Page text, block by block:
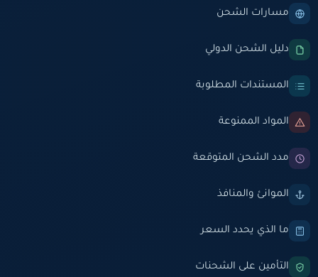
مسارات الشحن
دليل الشحن الدولي
المستندات المطلوبة
المواد الممنوعة
مدد الشحن المتوقعة
الموانئ والمنافذ
ما الذي يحدد السعر
التأمين على الشحنات